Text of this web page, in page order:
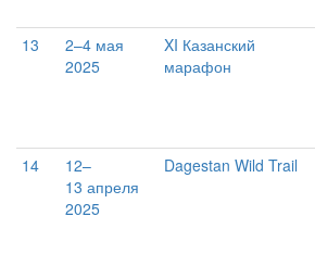
13
2–4 мая
2025
XI Казанский
марафон
14
12–
13 апреля
2025
Dagestan Wild Trail